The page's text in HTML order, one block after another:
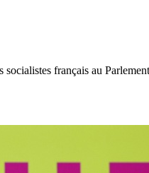
français au